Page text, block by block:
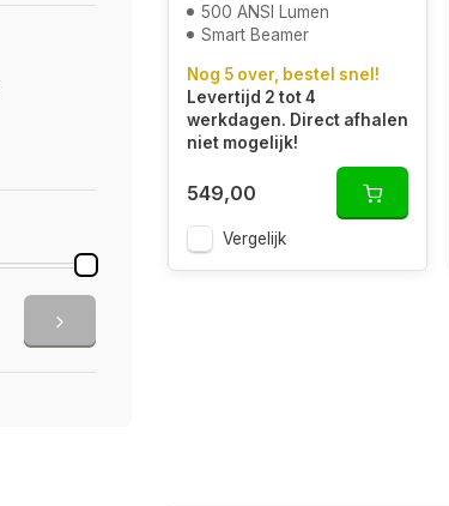
500 ANSI Lumen
Smart Beamer
Nog 5 over, bestel snel!
Levertijd 2 tot 4
werkdagen. Direct afhalen
niet mogelijk!
549,00
Vergelijk